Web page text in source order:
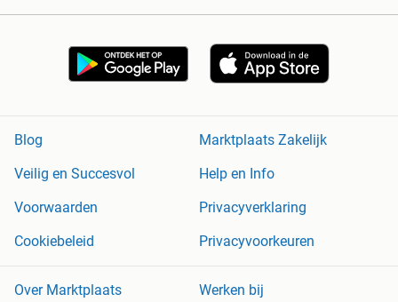
Blog
Marktplaats Zakelijk
Veilig en Succesvol
Help en Info
Voorwaarden
Privacyverklaring
Cookiebeleid
Privacyvoorkeuren
Over Marktplaats
Werken bij